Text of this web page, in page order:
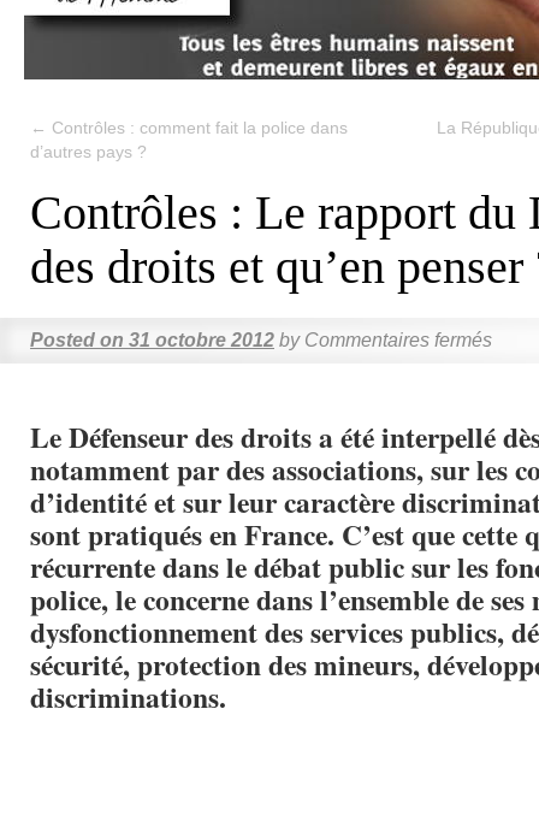
← Contrôles : comment fait la police dans
d’autres pays ?
La
Contrôles : Le rapport du
des droits et qu’en penser
Posted on 31 octobre 2012 by Commentaires fermés
Le Défenseur des droits a été interpellé
notamment par des associations, sur les
d’identité et sur leur caractère
sont pratiqués en France. C’est que cette
récurrente dans le débat public sur les
police, le concerne dans l’ensemble de
dysfonctionnement des services publics,
sécurité, protection des mineurs,
discriminations.